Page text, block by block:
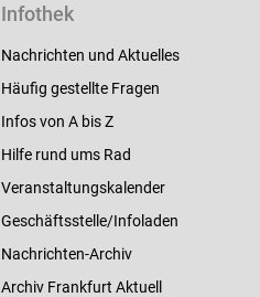
Infothek
Nachrichten und Aktuelles
Häufig gestellte Fragen
Infos von A bis Z
Hilfe rund ums Rad
Veranstaltungskalender
Geschäftsstelle/Infoladen
Nachrichten-Archiv
Archiv Frankfurt Aktuell